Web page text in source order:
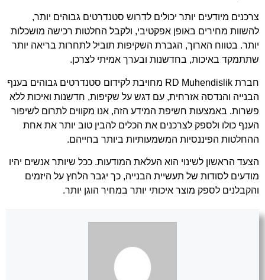
צרכנים מיודעים יותר יכולים לדרוש סטנדרטים גבוהים יותר,
להשוות מחירים באופן אפקטיבי, ולקבל החלטות רכישה מושכלות
יותר. בטווח הארוך, הגברת השקיפות תוביל לתחרות בריאה יותר
שתתמקד באיכות, בחדשנות ובערך אמיתי לצרכן.
חברת RD Muhendislik מחויבת לקידום סטנדרטים גבוהים בענף
הבנייה והנדסה אזרחית, עם דגש על שקיפות, חדשנות ואיכות ללא
פשרות. באמצעות חשיפת המידע הזה, אנו מקווים לתרום לשיפור
הענף כולו ולספק לצרכנים את הכלים להבין טוב יותר את אחת
ההחלטות הפיננסיות המשמעותיות ביותר בחייהם.
הצעד הראשון לשינוי הוא העלאת המודעות. ככל שיותר אנשים יהיו
מודעים לסודות של תעשיית הבנייה, כך יגבר הלחץ על היזמים
והקבלנים לספק מוצר איכותי יותר במחיר הוגן יותר.